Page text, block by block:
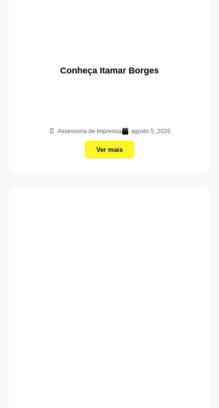
Conheça Itamar Borges
Assessoria de Imprensa agosto 5, 2026
Ver mais